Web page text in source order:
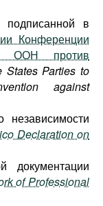
подписанной в
Конференции
ООН против
States Parties to
against
независимости
Declaration on
документации
of Professional